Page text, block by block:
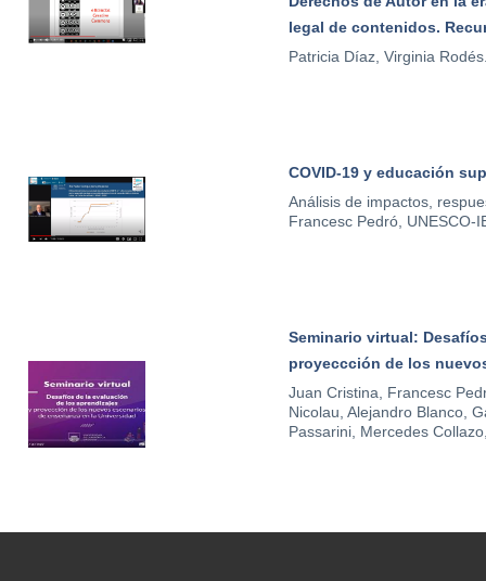
legal de contenidos.
Patricia Díaz, Virginia
COVID-19 y educación
Análisis de impactos,
Francesc Pedró, UNESCO-
Seminario virtual:
proyeccción de los
Juan Cristina, Francesc
Nicolau, Alejandro Blanco,
Passarini, Mercedes